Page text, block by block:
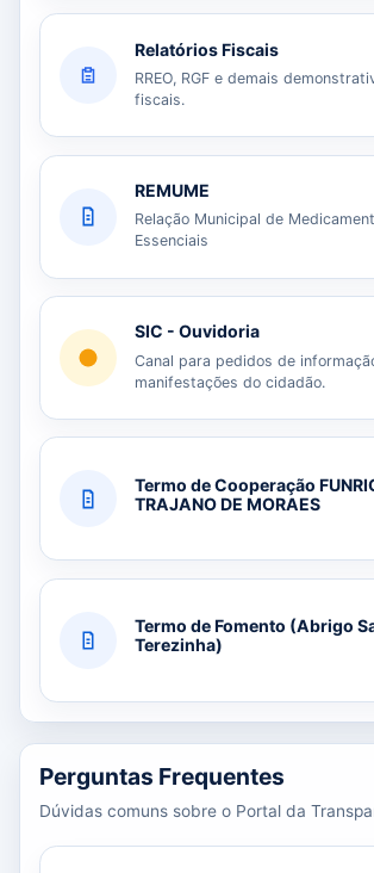
Relatórios Fiscais
RREO, RGF e demais
fiscais.
REMUME
Relação Municipal de
Essenciais
SIC - Ouvidoria
Canal para pedidos de
manifestações do cidadão.
Termo de Cooperação
TRAJANO DE MORAES
Termo de Fomento (Abrigo
Terezinha)
Perguntas Frequentes
Dúvidas comuns sobre o Portal da